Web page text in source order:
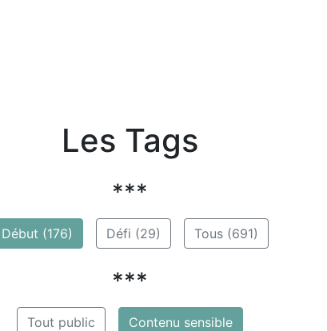
Les Tags
***
Début (176) Défi (29) Tous (691)
***
Tout public Contenu sensible